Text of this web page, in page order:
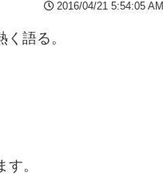
2016/04/21 5:54:05 AM
語る。
。